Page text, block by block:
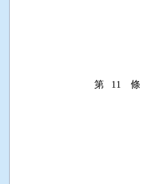
第 11 條